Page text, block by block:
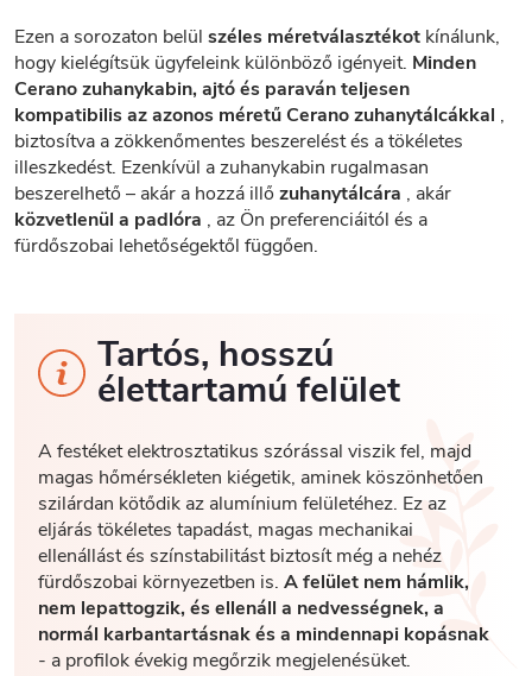
Ezen a sorozaton belül széles méretválasztékot kínálunk,
hogy kielégítsük ügyfeleink különböző igényeit. Minden
Cerano zuhanykabin, ajtó és paraván teljesen
kompatibilis az azonos méretű Cerano zuhanytálcákkal ,
biztosítva a zökkenőmentes beszerelést és a tökéletes
illeszkedést. Ezenkívül a zuhanykabin rugalmasan
beszerelhető – akár a hozzá illő zuhanytálcára , akár
közvetlenül a padlóra , az Ön preferenciáitól és a
fürdőszobai lehetőségektől függően.
Tartós, hosszú
élettartamú felület
A festéket elektrosztatikus szórással viszik fel, majd
magas hőmérsékleten kiégetik, aminek köszönhetően
szilárdan kötődik az alumínium felületéhez. Ez az
eljárás tökéletes tapadást, magas mechanikai
ellenállást és színstabilitást biztosít még a nehéz
fürdőszobai környezetben is. A felület nem hámlik,
nem lepattogzik, és ellenáll a nedvességnek, a
normál karbantartásnak és a mindennapi kopásnak
- a profilok évekig megőrzik megjelenésüket.